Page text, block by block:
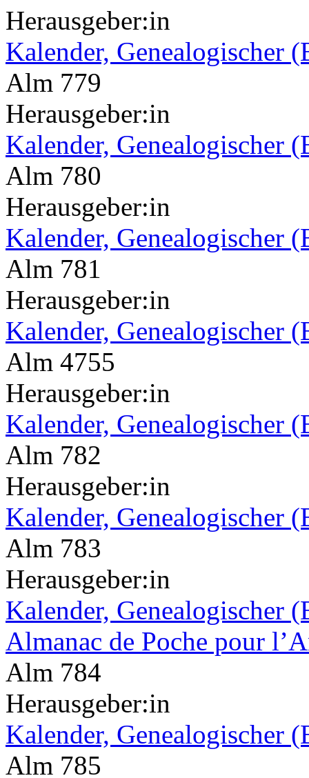
Herausgeber:in
Kalender, Genealogischer
Alm 779
Herausgeber:in
Kalender, Genealogischer
Alm 780
Herausgeber:in
Kalender, Genealogischer
Alm 781
Herausgeber:in
Kalender, Genealogischer
Alm 4755
Herausgeber:in
Kalender, Genealogischer
Alm 782
Herausgeber:in
Kalender, Genealogischer
Alm 783
Herausgeber:in
Kalender, Genealogischer
Almanac de Poche pour
Alm 784
Herausgeber:in
Kalender, Genealogischer
Alm 785